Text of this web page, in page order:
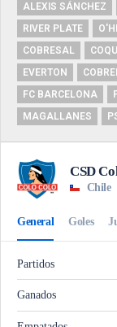
ALEXIS SÁNCHEZ
RIVER PLATE
COBRESAL
EVERTON
FC BARCELONA
MAGALLANES